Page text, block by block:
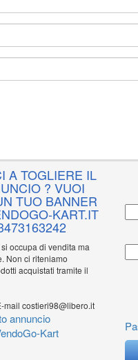
A TOGLIERE IL
? VUOI
TUO BANNER
KART.IT
occupa di vendita ma
Non ci riteniamo
acquistati tramite il
mail costieri98@libero.it
annuncio
Kart